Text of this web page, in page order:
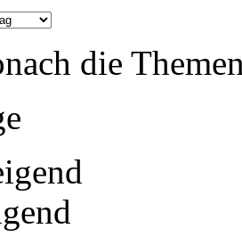
die